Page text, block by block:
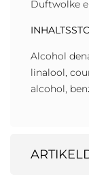
Duftwolke
Alcohol
linalool,
alcohol,